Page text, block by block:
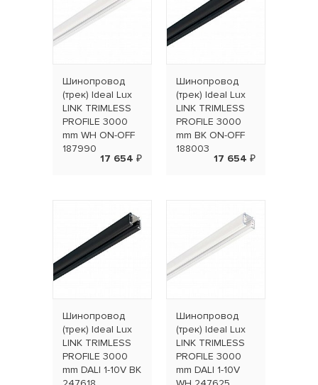
Шинопровод
(трек) Ideal Lux
LINK TRIMLESS
PROFILE 3000
mm WH ON-OFF
187990
17 654 ₽
Шинопровод
(трек) Ideal Lux
LINK TRIMLESS
PROFILE 3000
mm BK ON-OFF
188003
17 654 ₽
Шинопровод
(трек) Ideal Lux
LINK TRIMLESS
PROFILE 3000
mm DALI 1-10V BK
Шинопровод
(трек) Ideal Lux
LINK TRIMLESS
PROFILE 3000
mm DALI 1-10V